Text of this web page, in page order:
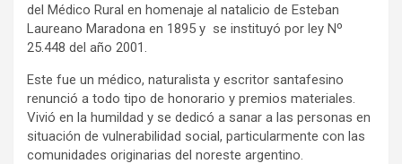
del Médico Rural en homenaje al natalicio de Esteban
Laureano Maradona en 1895 y se instituyó por ley Nº
25.448 del año 2001.
Este fue un médico, naturalista y escritor santafesino
renunció a todo tipo de honorario y premios materiales.
Vivió en la humildad y se dedicó a sanar a las personas en
situación de vulnerabilidad social, particularmente con las
comunidades originarias del noreste argentino.